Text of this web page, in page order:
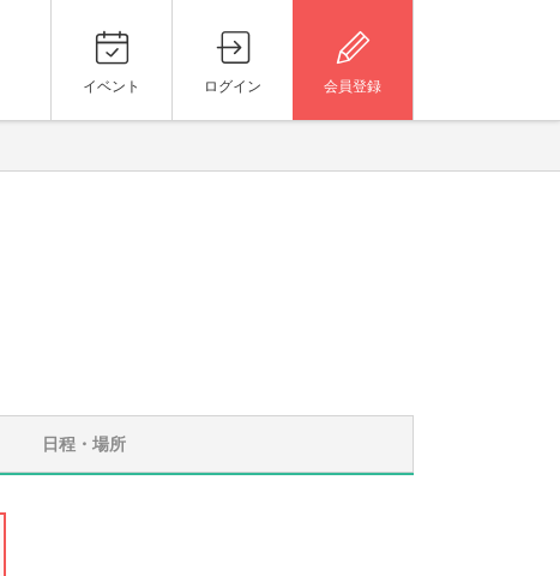
イベント ログイン 会員登録
日程・場所